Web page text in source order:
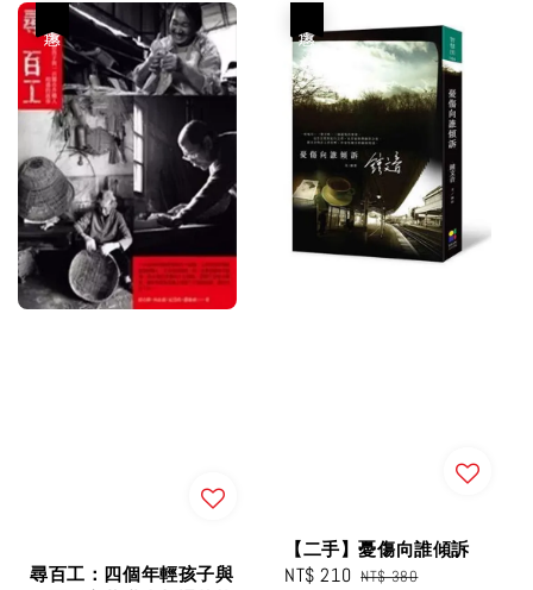
尋百工：四個年輕孩子與
【二手】憂傷向誰傾訴
Sale
NT$ 210 Regular
NT$ 380